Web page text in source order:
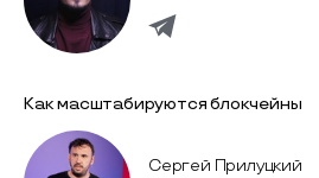
Как масштабируются блокчейны
Сергей Прилуцкий